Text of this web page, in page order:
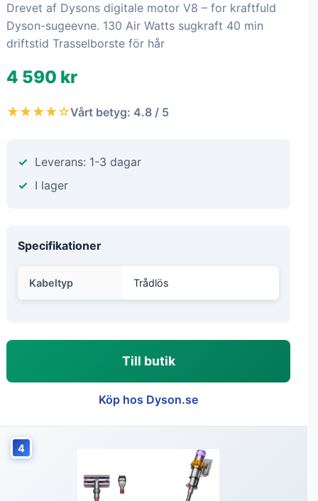
Drevet af Dysons digitale motor V8 – for kraftfuld
Dyson-sugeevne. 130 Air Watts sugkraft 40 min
driftstid Trasselborste för hår
4 590 kr
★★★★☆Vårt betyg: 4.8 / 5
Leverans: 1-3 dagar
I lager
Specifikationer
Kabeltyp Trådlös
Till butik
Köp hos Dyson.se
4